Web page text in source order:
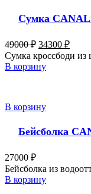
Сумка
49000₽ 34300 ₽
Сумка кроссбоди из
В корзину
В корзину
Бейсболка
27000 ₽
Бейсболка из
В корзину